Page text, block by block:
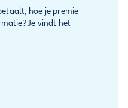
hoe je premie
Je vindt het